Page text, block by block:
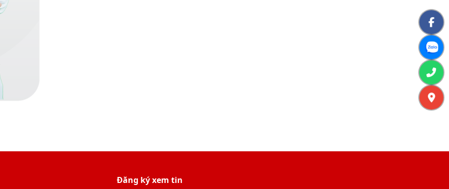
Đăng ký xem tin